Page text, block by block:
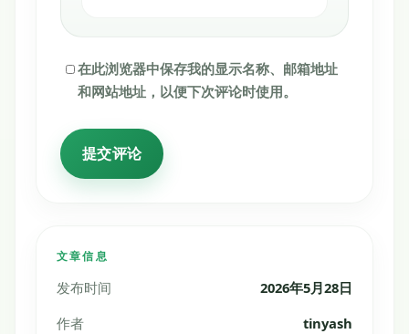
文章信息
发布时间
2026年5月28日
作者
tinyash
在此浏览器中保存我的显示名称、邮箱地址
和网站地址，以便下次评论时使用。